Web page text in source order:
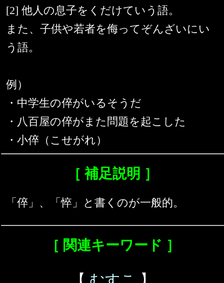
[2] 他人の息子をくだけていう語。
また、子供や若者を侮ってぞんざいにい
う語。
例）
・中学生の倅がいるそうだ
・八百屋の倅がまた問題を起こした
・小倅（こせがれ）
［ 補足説明 ］
「倅」、「悴」と書くのが一般的。
［ 関連キーワード ］